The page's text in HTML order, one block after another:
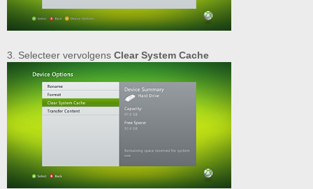
3. Selecteer vervolgens Clear System Cache